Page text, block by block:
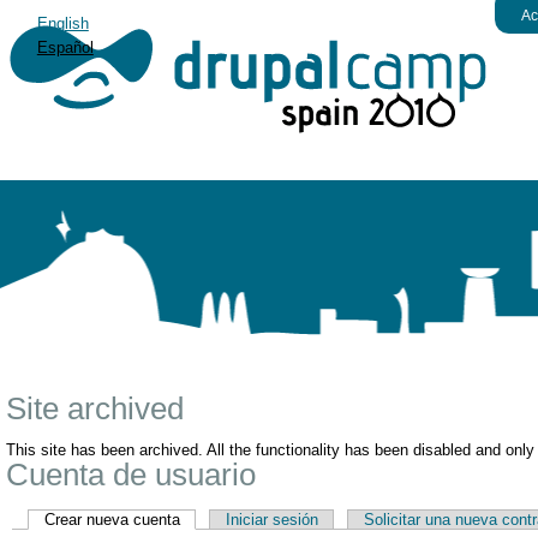
Site archived
This site has been archived. All the functionality has been disabled and
Cuenta de usuario
Crear nueva cuenta Iniciar sesión
Solicitar una nueva
English
Español